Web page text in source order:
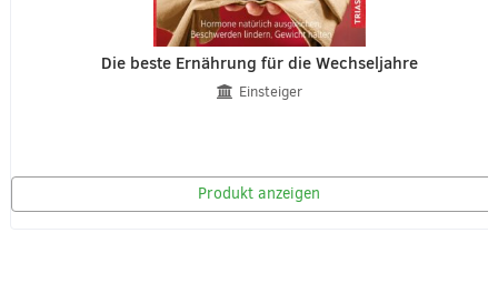
Die beste Ernährung für die Wechseljahre
Einsteiger
Produkt anzeigen